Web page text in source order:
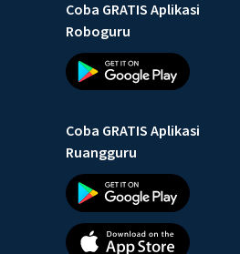
Coba GRATIS Aplikasi
Roboguru
Coba GRATIS Aplikasi
Ruangguru